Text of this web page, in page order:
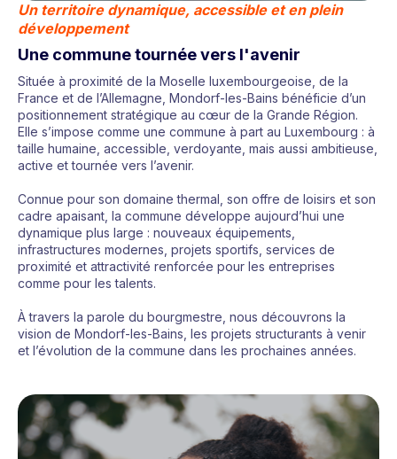
Un territoire dynamique, accessible et en plein
développement
Une commune tournée vers l'avenir
Située à proximité de la Moselle luxembourgeoise, de la
France et de l’Allemagne, Mondorf-les-Bains bénéficie d’un
positionnement stratégique au cœur de la Grande Région.
Elle s’impose comme une commune à part au Luxembourg : à
taille humaine, accessible, verdoyante, mais aussi ambitieuse,
active et tournée vers l’avenir.
Connue pour son domaine thermal, son offre de loisirs et son
cadre apaisant, la commune développe aujourd’hui une
dynamique plus large : nouveaux équipements,
infrastructures modernes, projets sportifs, services de
proximité et attractivité renforcée pour les entreprises
comme pour les talents.
À travers la parole du bourgmestre, nous découvrons la
vision de Mondorf-les-Bains, les projets structurants à venir
et l’évolution de la commune dans les prochaines années.